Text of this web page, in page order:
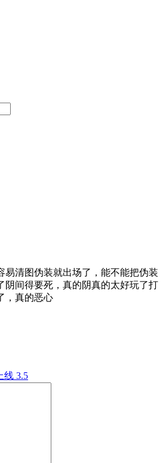
易清图伪装就出场了，能不能把伪装
阴间得要死，真的阴真的太好玩了打
，真的恶心
线 3.5